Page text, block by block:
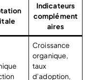
Indicateurs
complément
aires
Croissance
organique,
taux
d’adoption,